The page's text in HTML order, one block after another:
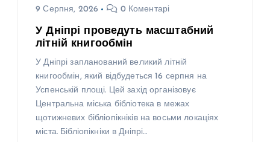
9 Серпня, 2026 0 Коментарі
У Дніпрі проведуть масштабний
літній книгообмін
У Дніпрі запланований великий літній
книгообмін, який відбудеться 16 серпня на
Успенській площі. Цей захід організовує
Центральна міська бібліотека в межах
щотижневих бібліопікніків на восьми локаціях
міста. Бібліопікніки в Дніпрі…